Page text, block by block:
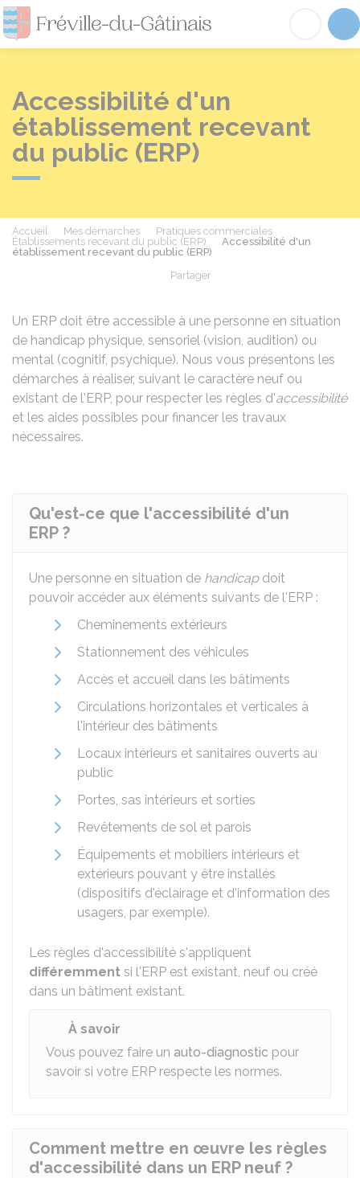
Fréville-du-
Accessibilité d'un
établissement recevant
du public (ERP)
Accueil Mes démarches
Pratiques commerciales
Établissements recevant du public (ERP)
Accessibilité d'un
établissement recevant du public (ERP)
Partager
Un ERP doit être accessible à une personne en situation
de handicap physique, sensoriel (vision, audition) ou
mental (cognitif, psychique). Nous vous présentons les
démarches à réaliser, suivant le caractère neuf ou
existant de l'ERP, pour respecter les règles d'accessibilité
et les aides possibles pour financer les travaux
nécessaires.
Qu'est-ce que l'accessibilité d'un
ERP ?
Une personne en situation de handicapdoit
pouvoir accéder aux éléments suivants de l'ERP :
Cheminements extérieurs
Stationnement des véhicules
Accès et accueil dans les bâtiments
Circulations horizontales et verticales à
l'intérieur des bâtiments
Locaux intérieurs et sanitaires ouverts au
public
Portes, sas intérieurs et sorties
Revêtements de sol et parois
Équipements et mobiliers intérieurs et
extérieurs pouvant y être installés
(dispositifs d'éclairage et d'information des
usagers, par exemple).
Les règles d'accessibilité s'appliquent
différemment si l'ERP est existant, neuf ou créé
dans un bâtiment existant.
À savoir
Vous pouvez faire un auto-diagnostic pour
savoir si votre ERP respecte les normes.
Comment mettre en œuvre les règles
d'accessibilité dans un ERP neuf ?